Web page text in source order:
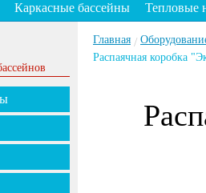
Каркасные бассейны Тепловые
Главная /
Распаячная коробка